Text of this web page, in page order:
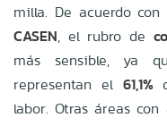
milla. De acuerdo
CASEN, el rubro de
más sensible, ya
representan el 61,1%
labor. Otras áreas